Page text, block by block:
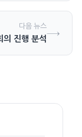
다음 뉴스
의 진행 분석→